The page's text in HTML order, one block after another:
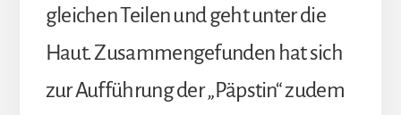
gleichen Teilen und geht unter die
Haut. Zusammengefunden hat sich
zur Aufführung der „Päpstin“ zudem